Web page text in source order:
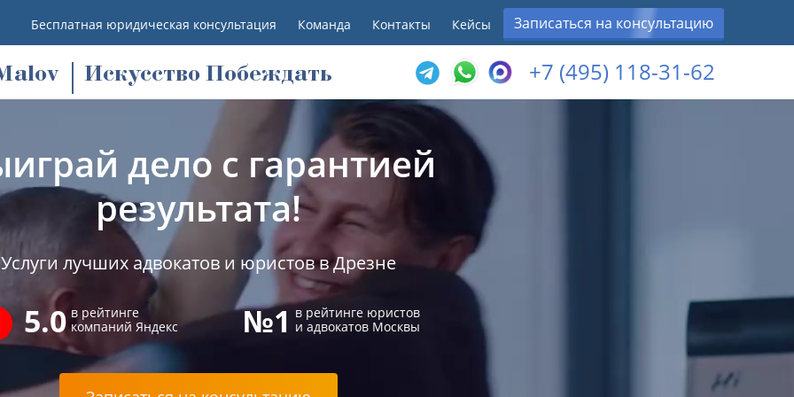
Бесплатная юридическая консультация Команда Контакты Кейсы Записаться на консультацию
alov Искусство Побеждать +7 (495) 118-31-62
дело с гарантией
результата!
Услуги лучших адвокатов и юристов в Дрезне
5.0 в рейтинге
компаний Яндекс
№1 в рейтинге юристов
и адвокатов Москвы